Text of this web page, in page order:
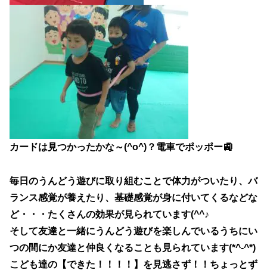
カードは見つかったかな～(^o^)？電車でポッポー🚉
毎日のうんどう遊びに取り組むことで体力がついたり、バ
ランス感覚が養えたり、基礎感覚が身に付いてくるなどな
ど・・・たくさんの効果が見られています(^^♪
そして友達と一緒にうんどう遊びを楽しんでいるうちにい
つの間にか友達と仲良くなることも見られています(*^-^*)
こども達の【できた！！！！】を見逃さず！！ちょっとず